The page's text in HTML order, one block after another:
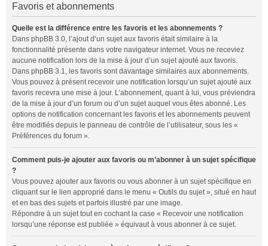
Favoris et abonnements
Quelle est la différence entre les favoris et les abonnements ?
Dans phpBB 3.0, l’ajout d’un sujet aux favoris était similaire à la
fonctionnalité présente dans votre navigateur internet. Vous ne receviez
aucune notification lors de la mise à jour d’un sujet ajouté aux favoris.
Dans phpBB 3.1, les favoris sont davantage similaires aux abonnements.
Vous pouvez à présent recevoir une notification lorsqu’un sujet ajouté aux
favoris recevra une mise à jour. L’abonnement, quant à lui, vous préviendra
de la mise à jour d’un forum ou d’un sujet auquel vous êtes abonné. Les
options de notification concernant les favoris et les abonnements peuvent
être modifiés depuis le panneau de contrôle de l’utilisateur, sous les «
Préférences du forum ».
Comment puis-je ajouter aux favoris ou m’abonner à un sujet spécifique
?
Vous pouvez ajouter aux favoris ou vous abonner à un sujet spécifique en
cliquant sur le lien approprié dans le menu « Outils du sujet », situé en haut
et en bas des sujets et parfois illustré par une image.
Répondre à un sujet tout en cochant la case « Recevoir une notification
lorsqu’une réponse est publiée » équivaut à vous abonner à ce sujet.